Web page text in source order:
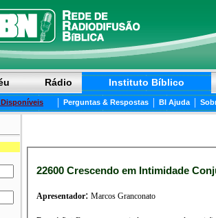
Rádio Instituto Bíblico
| Perguntas & Respostas | BI Ajuda |
22600 Crescendo em Intimidade
Apresentador: Marcos Granconato